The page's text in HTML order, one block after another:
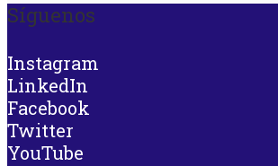
Síguenos
Instagram
LinkedIn
Facebook
Twitter
YouTube